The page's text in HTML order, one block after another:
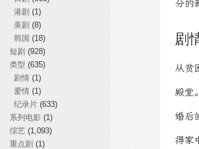
分的
剧
从贫
殿堂
婚后
得家
港剧 (1)
美剧 (8)
韩国 (18)
短剧 (928)
类型 (635)
剧情(1)
爱情(1)
纪录片(633)
系列电影 (1)
综艺 (1,093)
重点剧 (1)